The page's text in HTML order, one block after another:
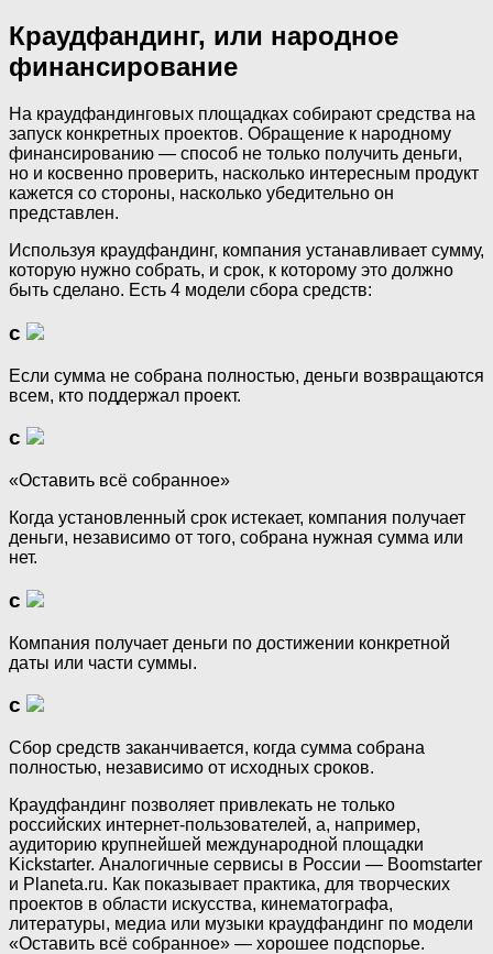
Краудфандинг, или народное
финансирование
На краудфандинговых площадках собирают средства на
запуск конкретных проектов. Обращение к народному
финансированию — способ не только получить деньги,
но и косвенно проверить, насколько интересным продукт
кажется со стороны, насколько убедительно он
представлен.
Используя краудфандинг, компания устанавливает сумму,
которую нужно собрать, и срок, к которому это должно
быть сделано. Есть 4 модели сбора средств:
с
Если сумма не собрана полностью, деньги возвращаются
всем, кто поддержал проект.
с
«Оставить всё собранное»
Когда установленный срок истекает, компания получает
деньги, независимо от того, собрана нужная сумма или
нет.
с
Компания получает деньги по достижении конкретной
даты или части суммы.
с
Сбор средств заканчивается, когда сумма собрана
полностью, независимо от исходных сроков.
Краудфандинг позволяет привлекать не только
российских интернет-пользователей, а, например,
аудиторию крупнейшей международной площадки
Kickstarter. Аналогичные сервисы в России — Boomstarter
и Planeta.ru. Как показывает практика, для творческих
проектов в области искусства, кинематографа,
литературы, медиа или музыки краудфандинг по модели
«Оставить всё собранное» — хорошее подспорье.